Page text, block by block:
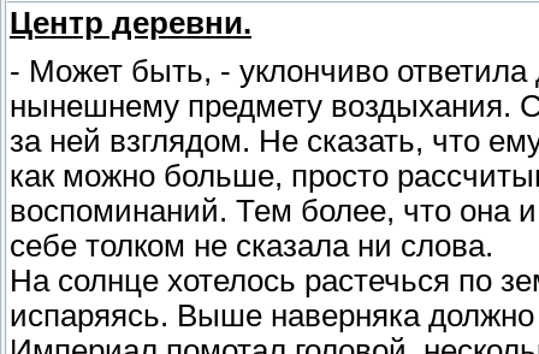
Центр деревни.
- Может быть, - уклончиво
нынешнему предмету воздыхания.
за ней взглядом. Не сказать, что
как можно больше, просто
воспоминаний. Тем более, что она и
себе толком не сказала ни слова.
На солнце хотелось растечься по
испаряясь. Выше наверняка